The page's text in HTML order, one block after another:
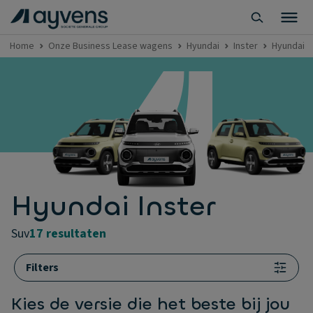
Home Onze Business Lease wagens Hyundai Inster Hyundai
Hyundai Inster
suv17 resultaten
Filters
Kies de versie die het beste bij jou